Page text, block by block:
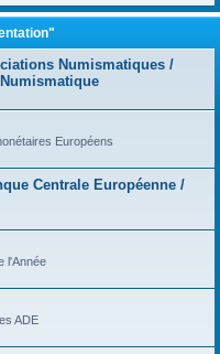
Numismatiques /
Européens
Centrale Européenne /
l'Année
ADE